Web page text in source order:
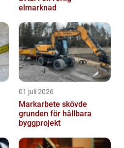
elmarknad
01 juli 2026
Markarbete skövde
grunden för hållbara
byggprojekt